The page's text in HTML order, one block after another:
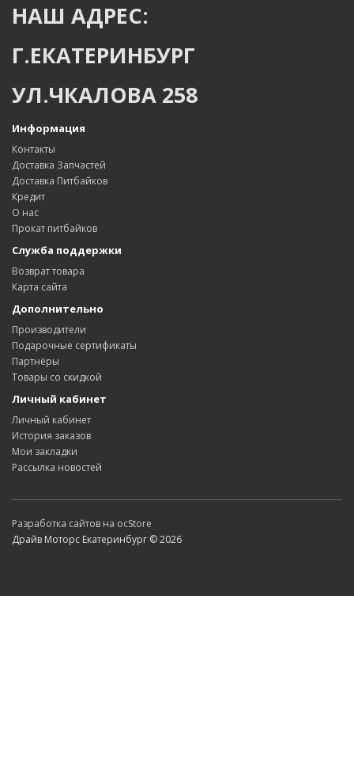
НАШ АДРЕС:
Г.ЕКАТЕРИНБУРГ
УЛ.ЧКАЛОВА 258
Информация
Контакты
Доставка Запчастей
Доставка Питбайков
Кредит
О нас
Прокат питбайков
Служба поддержки
Возврат товара
Карта сайта
Дополнительно
Производители
Подарочные сертификаты
Партнёры
Товары со скидкой
Личный кабинет
Личный кабинет
История заказов
Мои закладки
Рассылка новостей
Разработка сайтов на ocStore
Драйв Моторс Екатеринбург © 2026